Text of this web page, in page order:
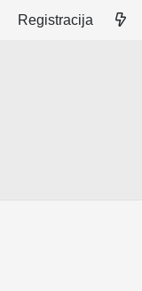
Registracija